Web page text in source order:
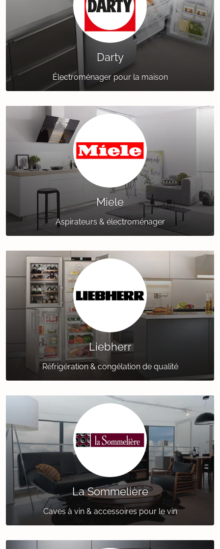
Darty
Électroménager pour la maison
Miele
Aspirateurs & électroménager
Liebherr
Réfrigération & congélation de qualité
La Sommelière
Caves à vin & accessoires pour le vin